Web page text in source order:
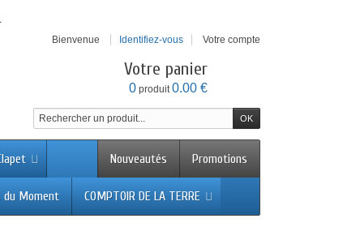
Bienvenue Identifiez-vous Votre compte
Votre panier
0 produit0.00 €
Promotions
Nouveautés
du Moment COMPTOIR DE LA TERRE